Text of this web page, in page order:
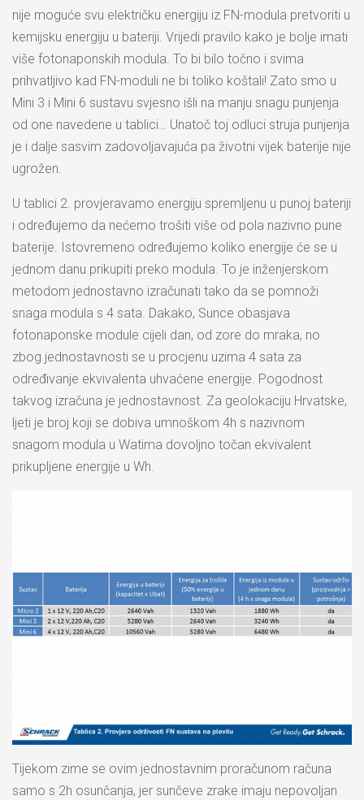
nije moguće svu električku energiju iz FN-modula pretvoriti u
kemijsku energiju u bateriji. Vrijedi pravilo kako je bolje imati
više fotonaponskih modula. To bi bilo točno i svima
prihvatljivo kad FN-moduli ne bi toliko koštali! Zato smo u
Mini 3 i Mini 6 sustavu svjesno išli na manju snagu punjenja
od one navedene u tablici… Unatoč toj odluci struja punjenja
je i dalje sasvim zadovoljavajuća pa životni vijek baterije nije
ugrožen.
U tablici 2. provjeravamo energiju spremljenu u punoj bateriji
i određujemo da nećemo trošiti više od pola nazivno pune
baterije. Istovremeno određujemo koliko energije će se u
jednom danu prikupiti preko modula. To je inženjerskom
metodom jednostavno izračunati tako da se pomnoži
snaga modula s 4 sata. Dakako, Sunce obasjava
fotonaponske module cijeli dan, od zore do mraka, no
zbog jednostavnosti se u procjenu uzima 4 sata za
određivanje ekvivalenta uhvaćene energije. Pogodnost
takvog izračuna je jednostavnost. Za geolokaciju Hrvatske,
ljeti je broj koji se dobiva umnoškom 4h s nazivnom
snagom modula u Watima dovoljno točan ekvivalent
prikupljene energije u Wh.
Tijekom zime se ovim jednostavnim proračunom računa
samo s 2h osunčanja, jer sunčeve zrake imaju nepovoljan